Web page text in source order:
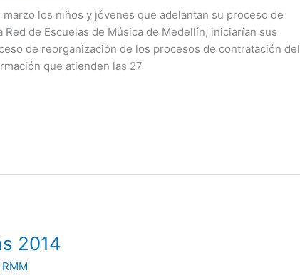
los niños y jóvenes que adelantan su proceso de
de Escuelas de Música de Medellín, iniciarían sus
de reorganización de los procesos de contratación del
que atienden las 27
2014
RMM